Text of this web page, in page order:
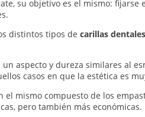
su objetivo es el mismo:
distintos tipos de carillas dentales
un aspecto y dureza similares al
casos en que la estética es
el mismo compuesto de los
pero también más económicas.